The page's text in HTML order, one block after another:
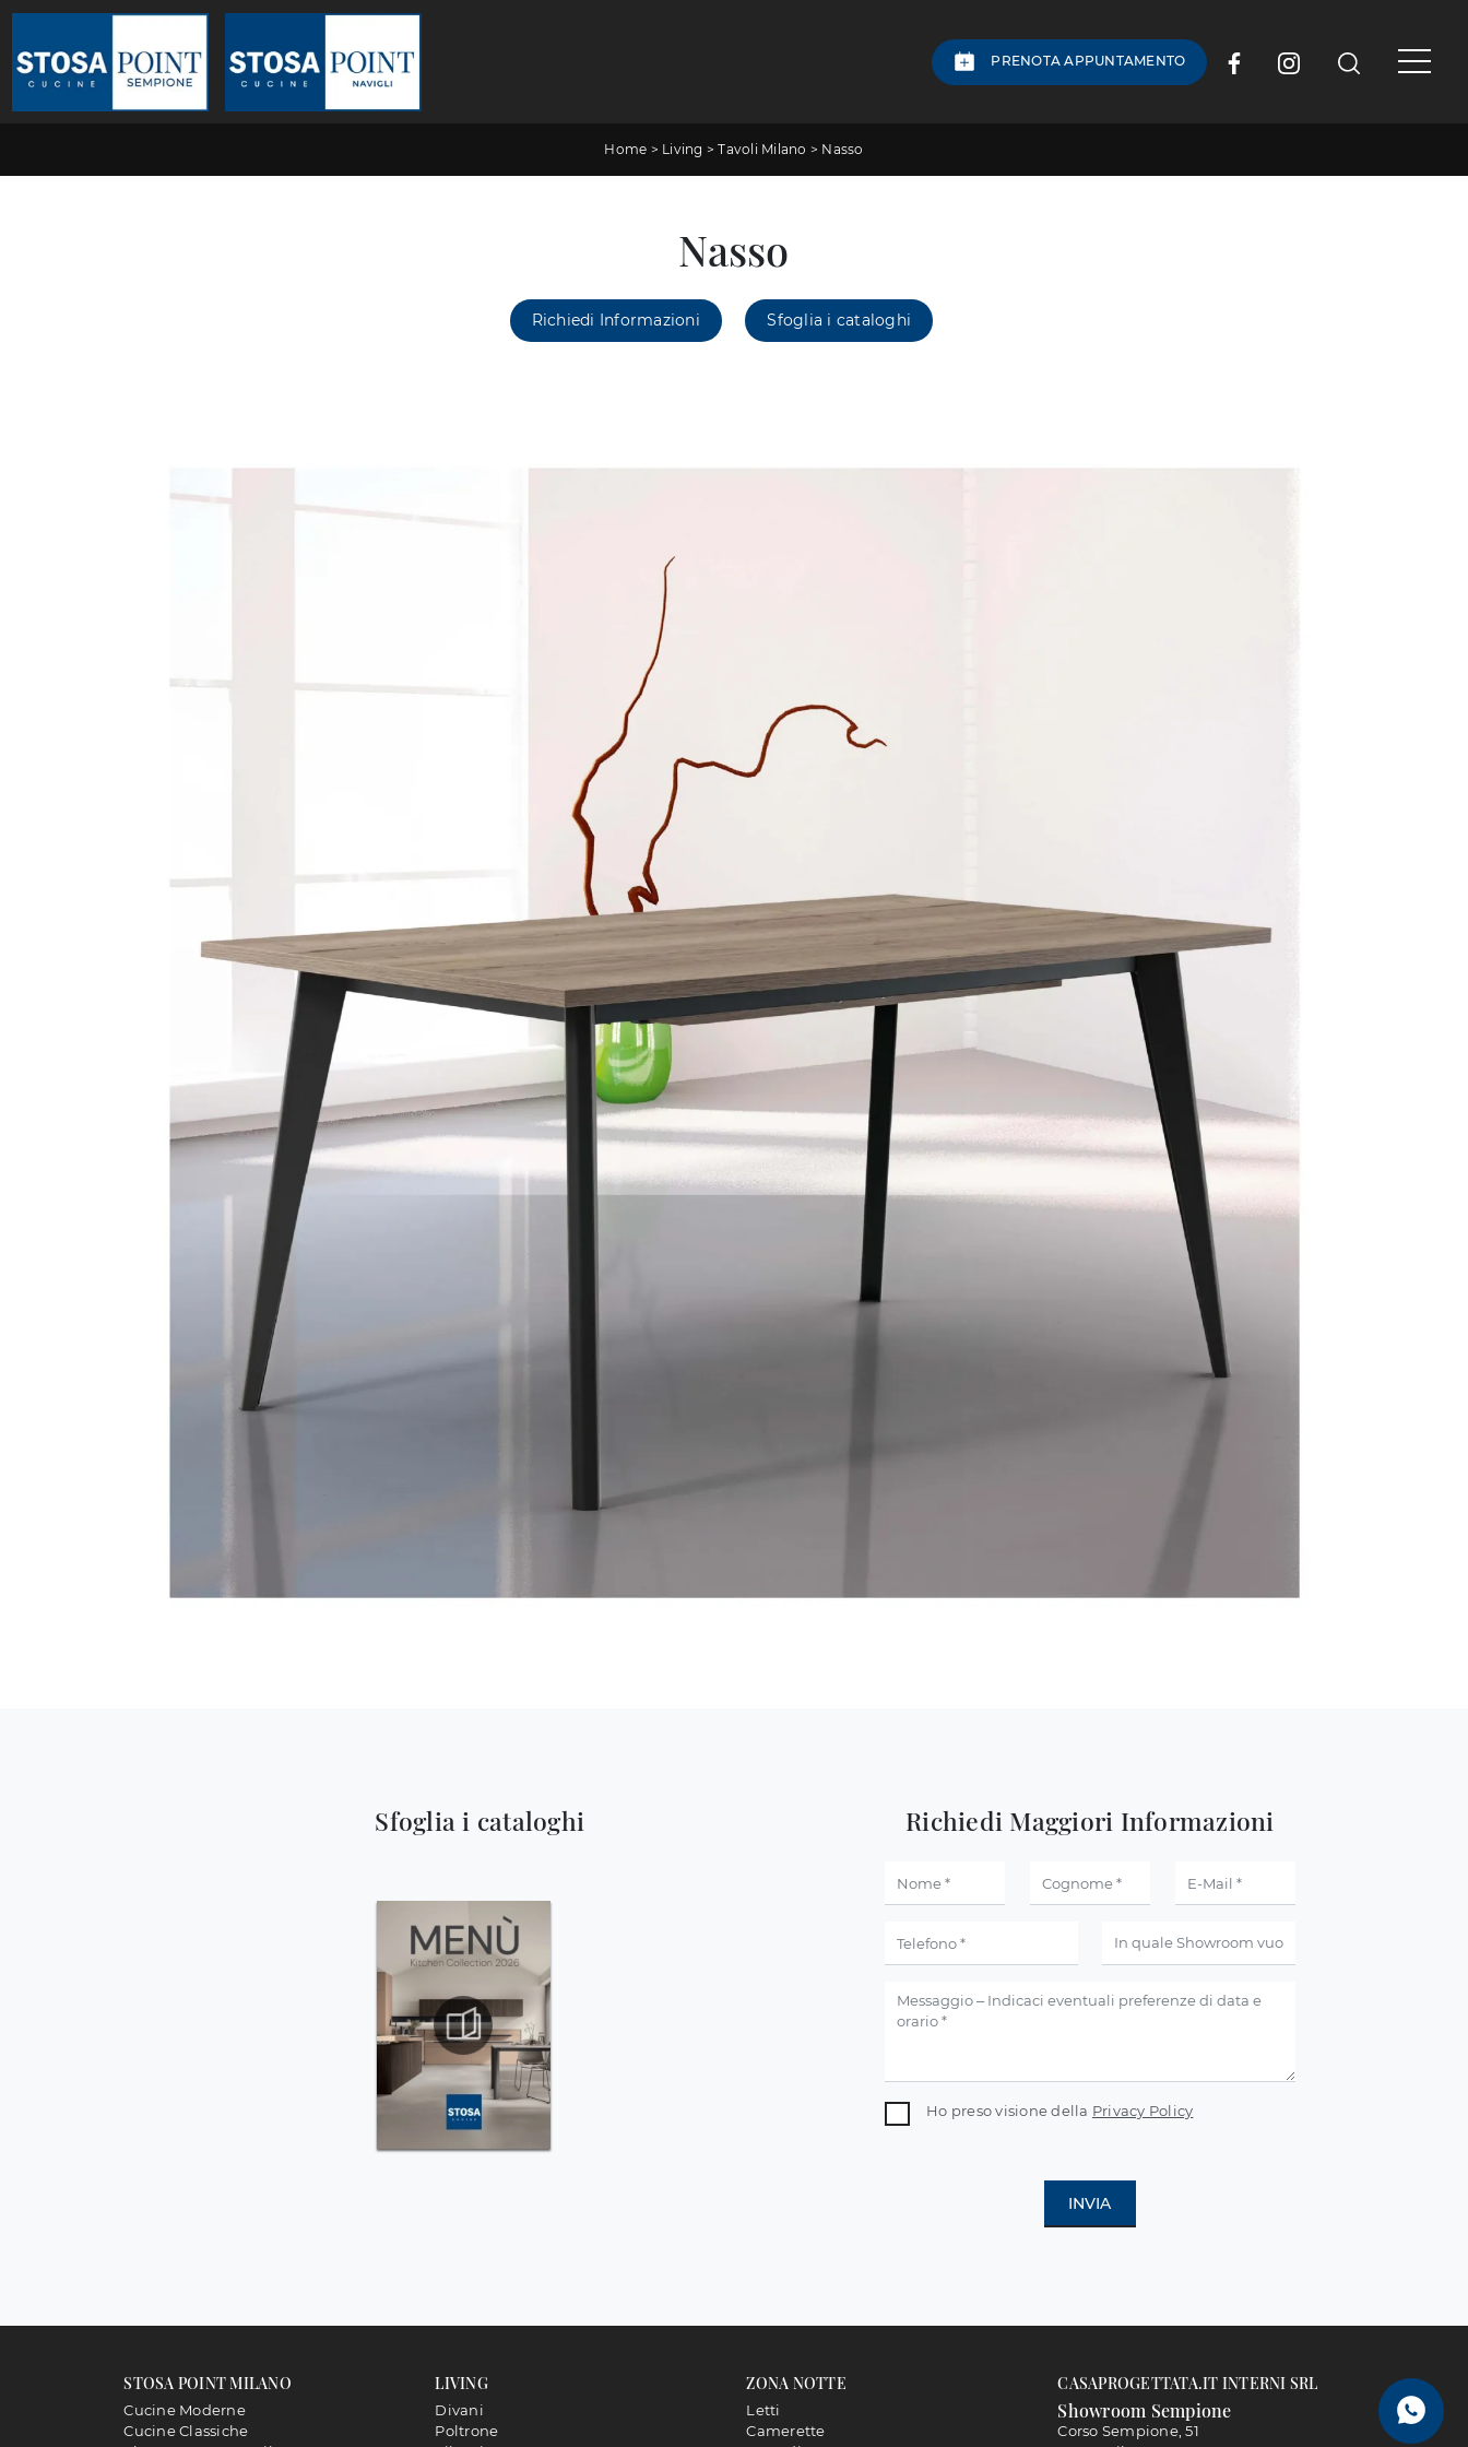
PRENOTA APPUNTAMENTO
Home > Living >Tavoli Milano > Nasso
Nasso
Richiedi Informazioni Sfoglia i cataloghi
Sfoglia i cataloghi Richiedi Maggiori Informazioni
Ho preso visione della Privacy Policy
INVIA
STOSA POINT MILANO
Cucine Moderne
Cucine Classiche
LIVING
Divani
Poltrone
ZONA NOTTE
Letti
Camerette
CASAPROGETTATA.IT INTERNI SRL
Showroom Sempione
Corso Sempione, 51